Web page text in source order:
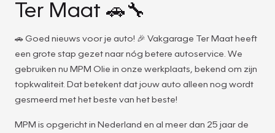
Ter Maat 🚗🔧
🚗 Goed nieuws voor je auto! 🎉 Vakgarage Ter Maat heeft
een grote stap gezet naar nóg betere autoservice. We
gebruiken nu MPM Olie in onze werkplaats, bekend om zijn
topkwaliteit. Dat betekent dat jouw auto alleen nog wordt
gesmeerd met het beste van het beste!
MPM is opgericht in Nederland en al meer dan 25 jaar de